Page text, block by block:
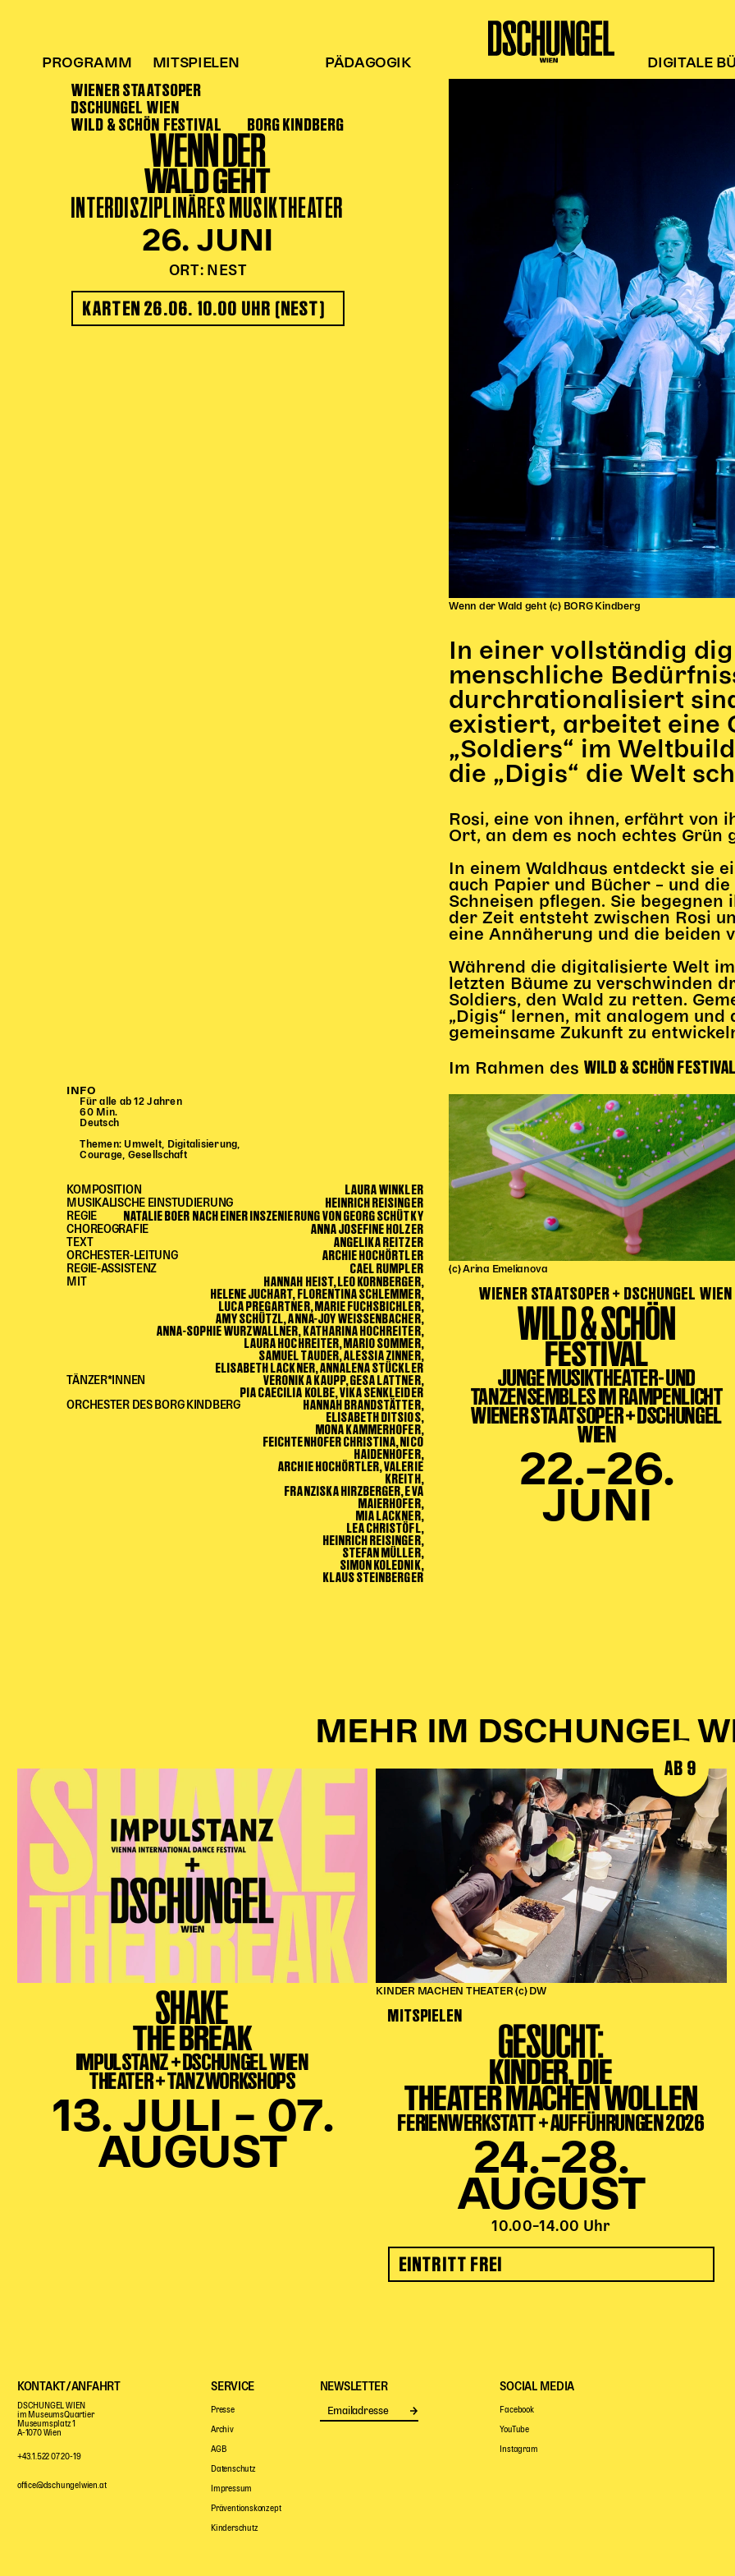
PROGRAMM MITSPIELEN PÄDAGOGIK DIGITALE
Wenn der Wald geht (c) BORG Kindberg
WIENER STAATSOPER
DSCHUNGEL WIEN
WILD & SCHÖN FESTIVAL
BORG KINDBERG
WENN DER
WALD GEHT
INTERDISZIPLINÄRES MUSIKTHEATER
26. JUNI
ORT: NEST
KARTEN 26.06. 10.00 UHR (NEST)
INFO
Für alle ab 12 Jahren
60 Min.
Deutsch
Themen: Umwelt, Digitalisierung,
Courage, Gesellschaft
KOMPOSITION LAURA WINKLER
MUSIKALISCHE EINSTUDIERUNG HEINRICH REISINGER
REGIE NATALIE BOER NACH EINER INSZENIERUNG VON GEORG SCHÜTKY
CHOREOGRAFIE ANNA JOSEFINE HOLZER
TEXT ANGELIKA REITZER
ORCHESTER-LEITUNG ARCHIE HOCHÖRTLER
REGIE-ASSISTENZ CAEL RUMPLER
MIT HANNAH HEIST, LEO KORNBERGER,
HELENE JUCHART, FLORENTINA SCHLEMMER,
LUCA PREGARTNER, MARIE FUCHSBICHLER,
AMY SCHÜTZL, ANNA-JOY WEISSENBACHER,
ANNA-SOPHIE WURZWALLNER, KATHARINA HOCHREITER,
LAURA HOCHREITER, MARIO SOMMER,
SAMUEL TAUDER, ALESSIA ZINNER,
ELISABETH LACKNER, ANNALENA STÜCKLER
TÄNZER*INNEN VERONIKA KAUPP, GESA LATTNER,
PIA CAECILIA KOLBE, VIKA SENKLEIDER
ORCHESTER DES BORG KINDBERG HANNAH BRANDSTÄTTER,
ELISABETH DITSIOS,
MONA KAMMERHOFER,
FEICHTENHOFER CHRISTINA, NICO
HAIDENHOFER,
ARCHIE HOCHÖRTLER, VALERIE
KREITH,
FRANZISKA HIRZBERGER, EVA
MAIERHOFER,
MIA LACKNER,
LEA CHRISTÖFL,
HEINRICH REISINGER,
STEFAN MÜLLER,
SIMON KOLEDNIK,
KLAUS STEINBERGER
In einer vollständig
menschliche
durchrationalisiert
existiert, arbeitet eine
„Soldiers“ im
die „Digis“ die Welt
Rosi, eine von ihnen, erfährt von
Ort, an dem es noch echtes Grün
In einem Waldhaus entdeckt sie
auch Papier und Bücher – und
Schneisen pflegen. Sie
der Zeit entsteht zwischen Rosi
eine Annäherung und die beiden
Während die digitalisierte Welt
letzten Bäume zu verschwinden
Soldiers, den Wald zu retten.
„Digis“ lernen, mit analogem
gemeinsame Zukunft zu
Im Rahmen desWILD & SCHÖN
(c) Arina Emelianova
WIENER STAATSOPER + DSCHUNGEL WIEN
WILD & SCHÖN
FESTIVAL
JUNGE MUSIKTHEATER- UND
TANZENSEMBLES IM RAMPENLICHT
WIENER STAATSOPER + DSCHUNGEL
WIEN
22.–26.
JUNI
MEHR IM DSCHUNGEL
SHAKE
THE BREAK
IMPULSTANZ + DSCHUNGEL WIEN
THEATER + TANZWORKSHOPS
13. JULI – 07.
AUGUST
KINDER MACHEN THEATER (c) DW
AB 9
MITSPIELEN
GESUCHT:
KINDER, DIE
THEATER MACHEN WOLLEN
FERIENWERKSTATT + AUFFÜHRUNGEN 2026
24.–28.
AUGUST
10.00–14.00 Uhr
EINTRITT FREI
KONTAKT/ANFAHRT
DSCHUNGEL WIEN
im MuseumsQuartier
Museumsplatz 1
A-1070 Wien
+43.1.522 07 20-19
office@dschungelwien.at
SERVICE
Presse
Archiv
AGB
Datenschutz
Impressum
Präventionskonzept
Kinderschutz
NEWSLETTER SOCIAL MEDIA
Facebook
YouTube
Instagram